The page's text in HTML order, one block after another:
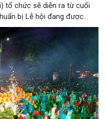
tổ chức sẽ diễn ra từ cuối
bị Lễ hội đang được
các phòng, ban, ngành, đơn
khai, tạo khí thế sôi nổi,
du khách một mùa Trung
văn hóa xứ Đoài.